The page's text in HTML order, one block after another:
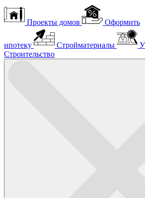
Проекты домов Оформить
ипотеку Стройматериалы
Строительство